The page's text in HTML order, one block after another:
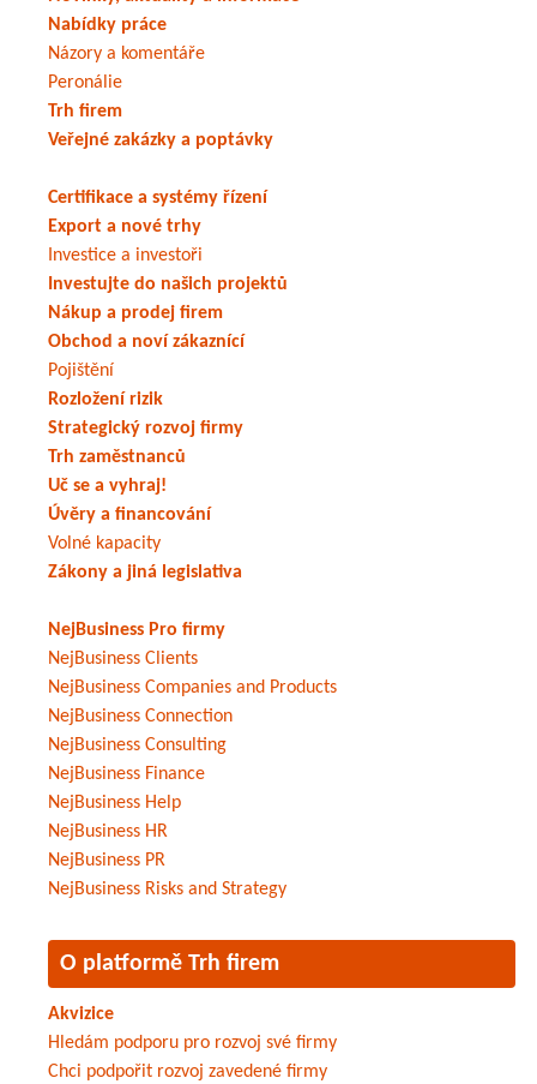
Nabídky práce
Názory a komentáře
Peronálie
Trh firem
Veřejné zakázky a poptávky
Certifikace a systémy řízení
Export a nové trhy
Investice a investoři
Investujte do našich projektů
Nákup a prodej firem
Obchod a noví zákaznící
Pojištění
Rozložení rizik
Strategický rozvoj firmy
Trh zaměstnanců
Uč se a vyhraj!
Úvěry a financování
Volné kapacity
Zákony a jiná legislativa
NejBusiness Pro firmy
NejBusiness Clients
NejBusiness Companies and Products
NejBusiness Connection
NejBusiness Consulting
NejBusiness Finance
NejBusiness Help
NejBusiness HR
NejBusiness PR
NejBusiness Risks and Strategy
O platformě Trh firem
Akvizice
Hledám podporu pro rozvoj své firmy
Chci podpořit rozvoj zavedené firmy